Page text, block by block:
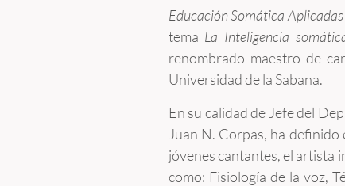
Educación Somática
tema La Inteligencia
renombrado maestro de
Universidad de la Sabana.
En su calidad de Jefe del
Juan N. Corpas, ha
jóvenes cantantes, el artista
como: Fisiología de la voz,